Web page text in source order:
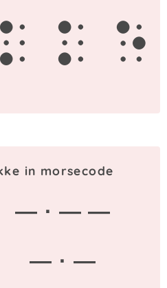
k k e
in morsecode
— · — —
— · —